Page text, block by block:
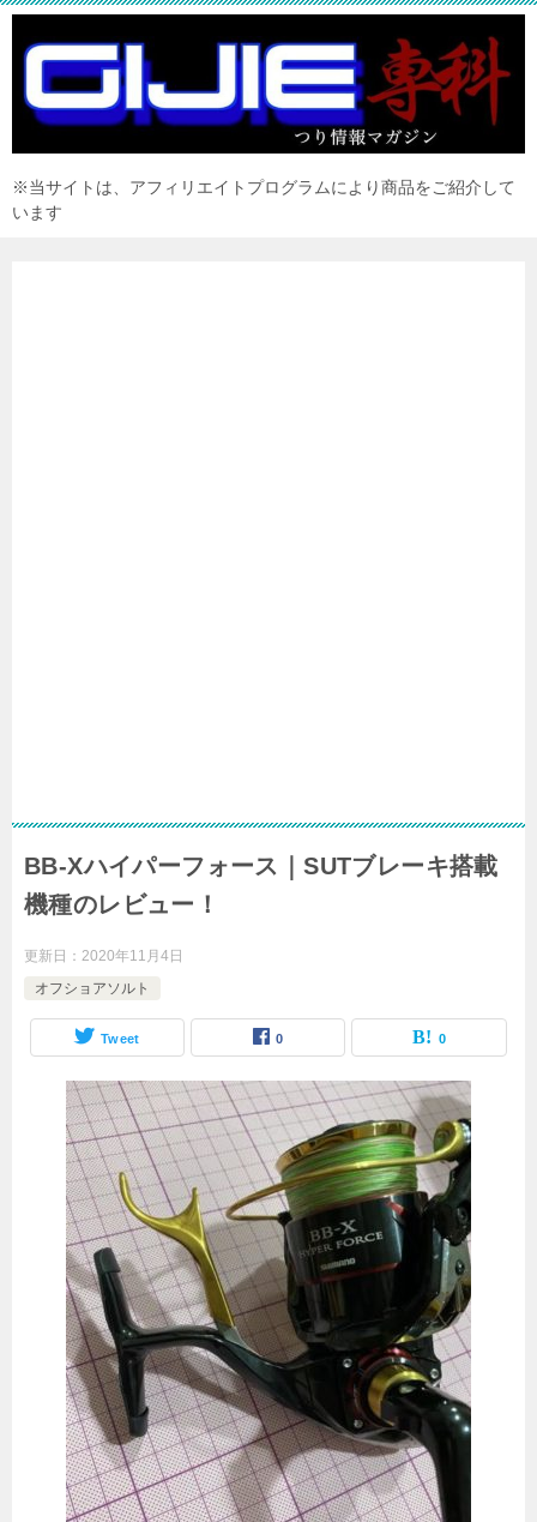
※当サイトは、アフィリエイトプログラムにより商品をご紹介して
います
BB-Xハイパーフォース｜SUTブレーキ搭載
機種のレビュー！
更新日： 2020年11月4日
オフショアソルト
Tweet 0 0